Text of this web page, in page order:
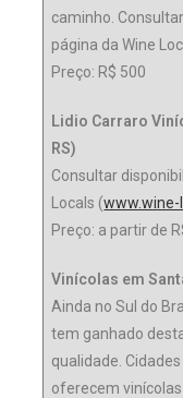
caminho.
página da Wine
Preço: R$ 500
Lidio Carraro
RS)
Consultar
Locals (www.wine-
Preço: a partir de
Vinícolas em
Ainda no Sul do
tem ganhado
qualidade.
oferecem